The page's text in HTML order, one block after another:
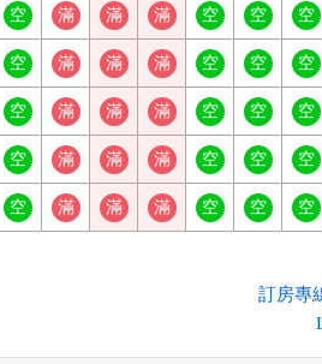
空
空
空
空
空
滿
滿
滿
滿
滿
滿
滿
滿
滿
滿
滿
滿
滿
滿
滿
空
空
空
空
空
空
空
空
空
空
空
空
空
空
空
訂房專